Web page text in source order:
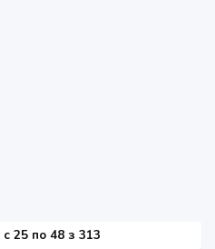
c 25 по 48 з 313